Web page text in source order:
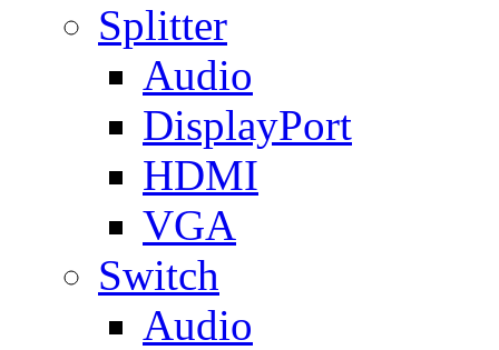
Splitter
Audio
DisplayPort
HDMI
VGA
Switch
Audio